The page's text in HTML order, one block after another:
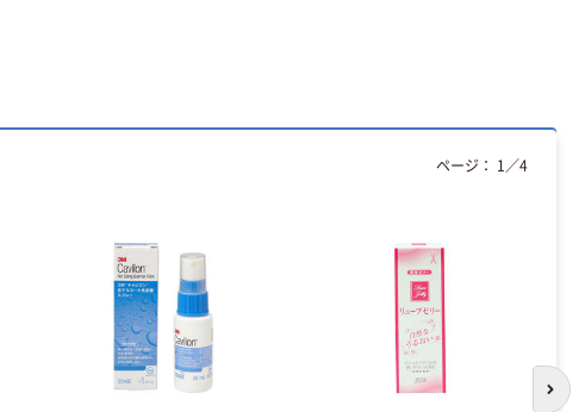
ページ： 1 ／4
次